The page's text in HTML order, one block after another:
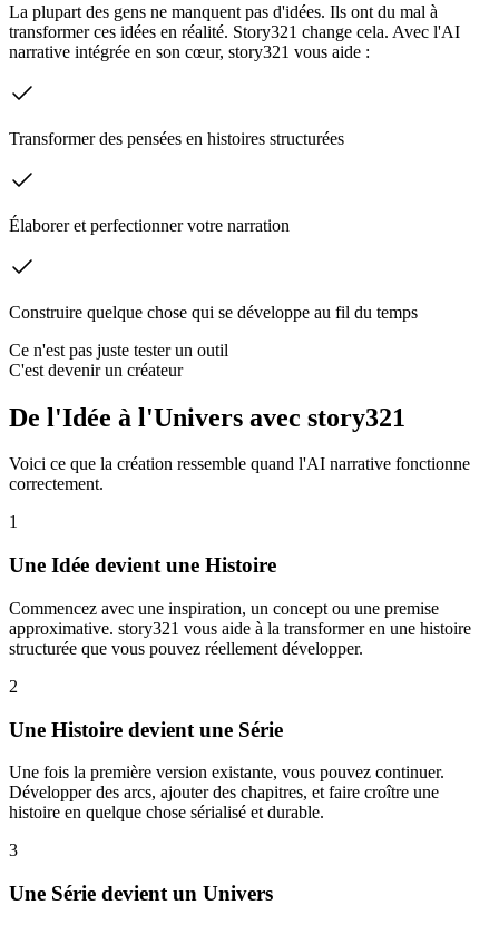
La plupart des gens ne manquent pas d'idées. Ils ont du mal à
transformer ces idées en réalité. Story321 change cela. Avec l'AI
narrative intégrée en son cœur, story321 vous aide :
Transformer des pensées en histoires structurées
Élaborer et perfectionner votre narration
Construire quelque chose qui se développe au fil du temps
Ce n'est pas juste tester un outil
C'est devenir un créateur
De l'Idée à l'Univers avec story321
Voici ce que la création ressemble quand l'AI narrative fonctionne
correctement.
1
Une Idée devient une Histoire
Commencez avec une inspiration, un concept ou une premise
approximative. story321 vous aide à la transformer en une histoire
structurée que vous pouvez réellement développer.
2
Une Histoire devient une Série
Une fois la première version existante, vous pouvez continuer.
Développer des arcs, ajouter des chapitres, et faire croître une
histoire en quelque chose sérialisé et durable.
3
Une Série devient un Univers